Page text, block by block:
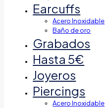
Earcuffs
Acero Inoxidable
Baño de oro
Grabados
Hasta 5€
Joyeros
Piercings
Acero Inoxidable